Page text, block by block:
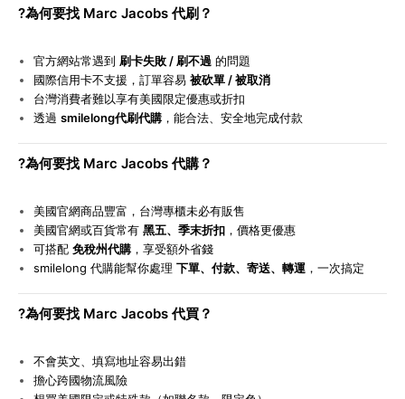
?為何要找 Marc Jacobs 代刷？
官方網站常遇到 刷卡失敗 / 刷不過 的問題
國際信用卡不支援，訂單容易 被砍單 / 被取消
台灣消費者難以享有美國限定優惠或折扣
透過 smilelong代刷代購，能合法、安全地完成付款
?為何要找 Marc Jacobs 代購？
美國官網商品豐富，台灣專櫃未必有販售
美國官網或百貨常有 黑五、季末折扣，價格更優惠
可搭配 免稅州代購，享受額外省錢
smilelong 代購能幫你處理 下單、付款、寄送、轉運，一次搞定
?為何要找 Marc Jacobs 代買？
不會英文、填寫地址容易出錯
擔心跨國物流風險